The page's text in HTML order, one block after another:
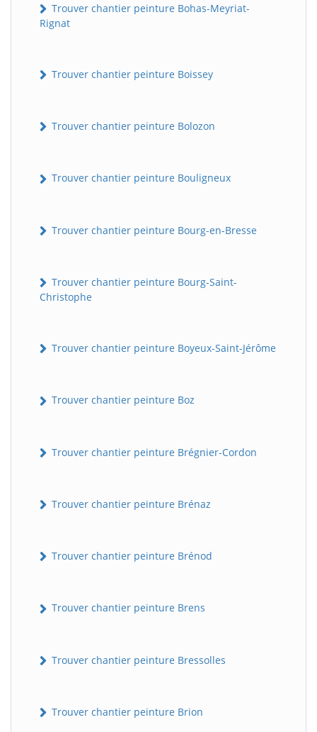
Trouver chantier peinture Bohas-Meyriat-
Rignat
Trouver chantier peinture Boissey
Trouver chantier peinture Bolozon
Trouver chantier peinture Bouligneux
Trouver chantier peinture Bourg-en-Bresse
Trouver chantier peinture Bourg-Saint-
Christophe
Trouver chantier peinture Boyeux-Saint-Jérôme
Trouver chantier peinture Boz
Trouver chantier peinture Brégnier-Cordon
Trouver chantier peinture Brénaz
Trouver chantier peinture Brénod
Trouver chantier peinture Brens
Trouver chantier peinture Bressolles
Trouver chantier peinture Brion